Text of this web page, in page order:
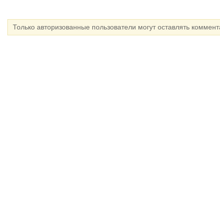
Только авторизованные пользователи могут оставлять